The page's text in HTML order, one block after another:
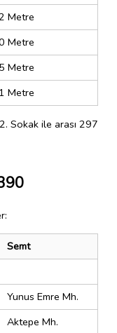
Metre
Metre
Metre
Metre
Sokak ile arası 297
Semt
Yunus Emre Mh.
Aktepe Mh.